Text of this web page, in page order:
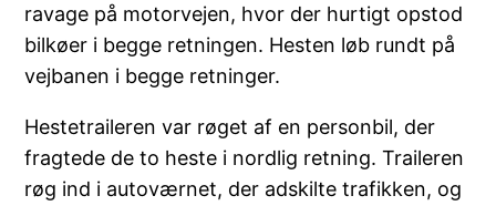
ravage på motorvejen, hvor der hurtigt opstod
bilkøer i begge retningen. Hesten løb rundt på
vejbanen i begge retninger.
Hestetraileren var røget af en personbil, der
fragtede de to heste i nordlig retning. Traileren
røg ind i autoværnet, der adskilte trafikken, og